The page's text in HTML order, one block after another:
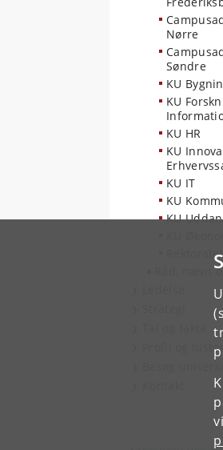
Nørre
Søndre
KU
KU
KU HR
KU
KU IT
KU
KU
Råd, nævn
Profil og